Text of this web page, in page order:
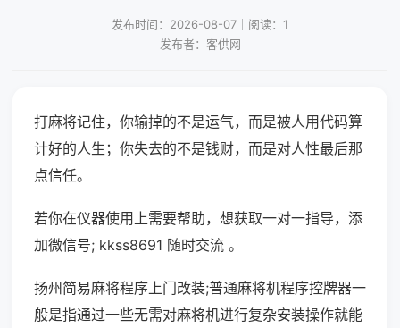
发布时间：2026-08-07｜阅读：1
发布者：客供网
打麻将记住，你输掉的不是运气，而是被人用代码算
计好的人生；你失去的不是钱财，而是对人性最后那
点信任。
若你在仪器使用上需要帮助，想获取一对一指导，添
加微信号; kkss8691 随时交流 。
扬州简易麻将程序上门改装;普通麻将机程序控牌器一
般是指通过一些无需对麻将机进行复杂安装操作就能